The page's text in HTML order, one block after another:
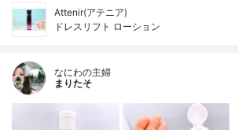
Attenir(アテニア)
ドレスリフト ローション
なにわの主婦
まりたそ